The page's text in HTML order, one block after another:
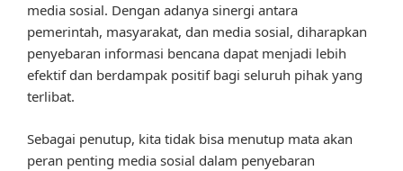
media sosial. Dengan adanya sinergi antara
pemerintah, masyarakat, dan media sosial, diharapkan
penyebaran informasi bencana dapat menjadi lebih
efektif dan berdampak positif bagi seluruh pihak yang
terlibat.
Sebagai penutup, kita tidak bisa menutup mata akan
peran penting media sosial dalam penyebaran